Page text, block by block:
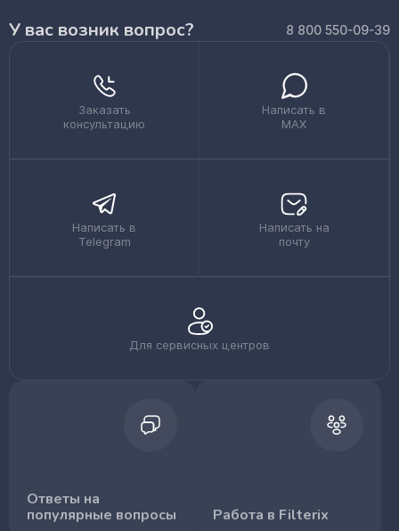
У вас возник вопрос? 8 800 550-09-39
Заказать
консультацию
Написать в
MAX
Написать в
Telegram
Написать на
почту
Для сервисных центров
Ответы на
популярные вопросы
Работа в Filterix